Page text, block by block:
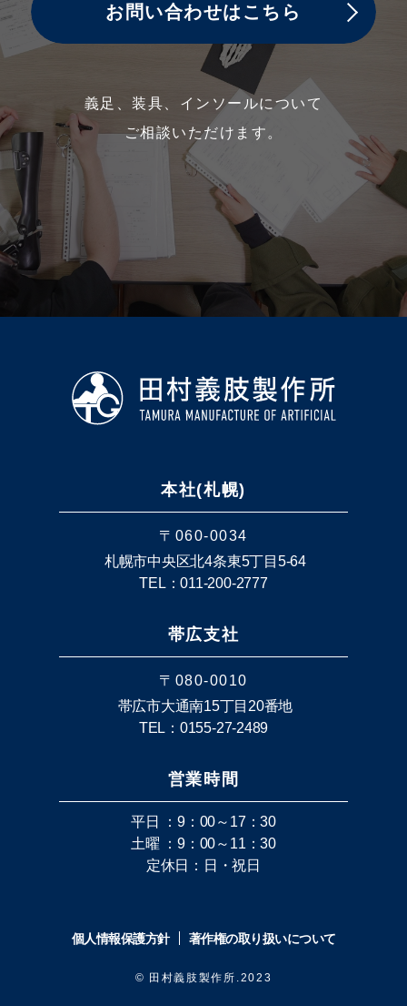
お問い合わせはこちら
義足、装具、インソールについて
ご相談いただけます。
本社(札幌)
〒060-0034
札幌市中央区北4条東5丁目5-64
TEL：011-200-2777
帯広支社
〒080-0010
帯広市大通南15丁目20番地
TEL：0155-27-2489
営業時間
平日 ：9：00～17：30
土曜 ：9：00～11：30
定休日：日・祝日
個人情報保護方針 著作権の取り扱いについて
© 田村義肢製作所.2023